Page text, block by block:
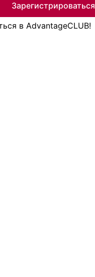
Зарегистрироваться
в AdvantageCLUB!